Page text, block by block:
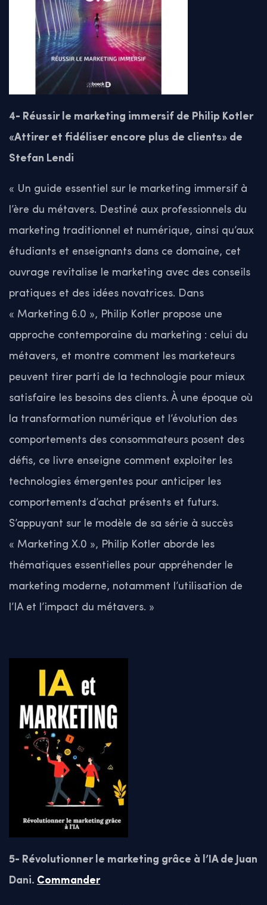
4- Réussir le marketing immersif de Philip Kotler
«Attirer et fidéliser encore plus de clients» de
Stefan Lendi
« Un guide essentiel sur le marketing immersif à
l’ère du métavers. Destiné aux professionnels du
marketing traditionnel et numérique, ainsi qu’aux
étudiants et enseignants dans ce domaine, cet
ouvrage revitalise le marketing avec des conseils
pratiques et des idées novatrices. Dans
« Marketing 6.0 », Philip Kotler propose une
approche contemporaine du marketing : celui du
métavers, et montre comment les marketeurs
peuvent tirer parti de la technologie pour mieux
satisfaire les besoins des clients. À une époque où
la transformation numérique et l’évolution des
comportements des consommateurs posent des
défis, ce livre enseigne comment exploiter les
technologies émergentes pour anticiper les
comportements d’achat présents et futurs.
S’appuyant sur le modèle de sa série à succès
« Marketing X.0 », Philip Kotler aborde les
thématiques essentielles pour appréhender le
marketing moderne, notamment l’utilisation de
l’IA et l’impact du métavers. »
5- Révolutionner le marketing grâce à l’IA de Juan
Dani. Commander